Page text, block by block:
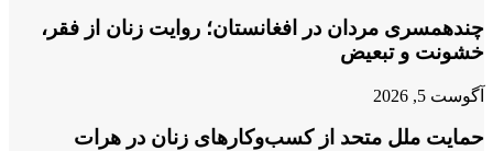
چندهمسری مردان در افغانستان؛ روایت زنان از فقر،
خشونت و تبعیض
آگوست 5, 2026
حمایت ملل متحد از کسب‌وکارهای زنان در هرات